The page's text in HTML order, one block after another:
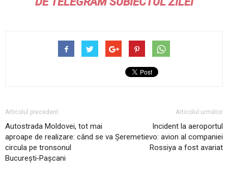
Articolul precedent
Autostrada Moldovei, tot mai
aproape de realizare: când se va
circula pe tronsonul
București‑Pașcani
Articolul următor
Incident la aeroportul
Șeremetievo: avion al companiei
Rossiya a fost avariat